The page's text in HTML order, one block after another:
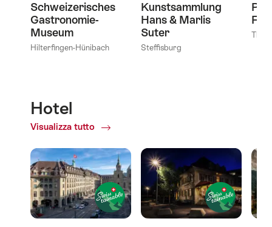
Schweizerisches
Gastronomie-
Museum
Hilterfingen-Hünibach
Kunstsammlung
Hans & Marlis
Suter
Steffisburg
Thun
Hotel
Visualizza tutto
of